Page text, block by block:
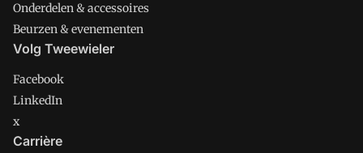
Onderdelen & accessoires
Beurzen & evenementen
Volg Tweewieler
Facebook
LinkedIn
x
Carrière